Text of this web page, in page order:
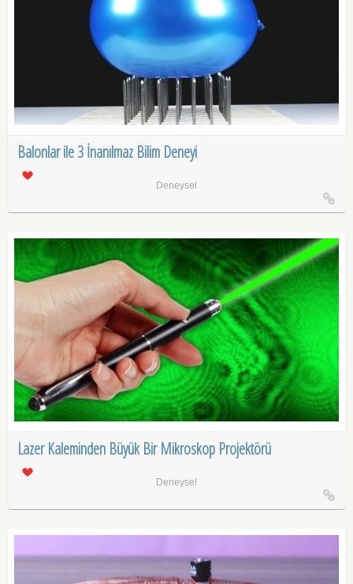
Balonlar ile 3 İnanılmaz Bilim Deneyi
Deneysel
Lazer Kaleminden Büyük Bir Mikroskop Projektörü
Deneysel